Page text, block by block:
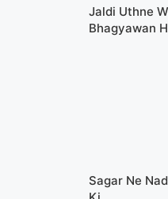
Jaldi Uthne
Bhagyawan
Sagar Ne